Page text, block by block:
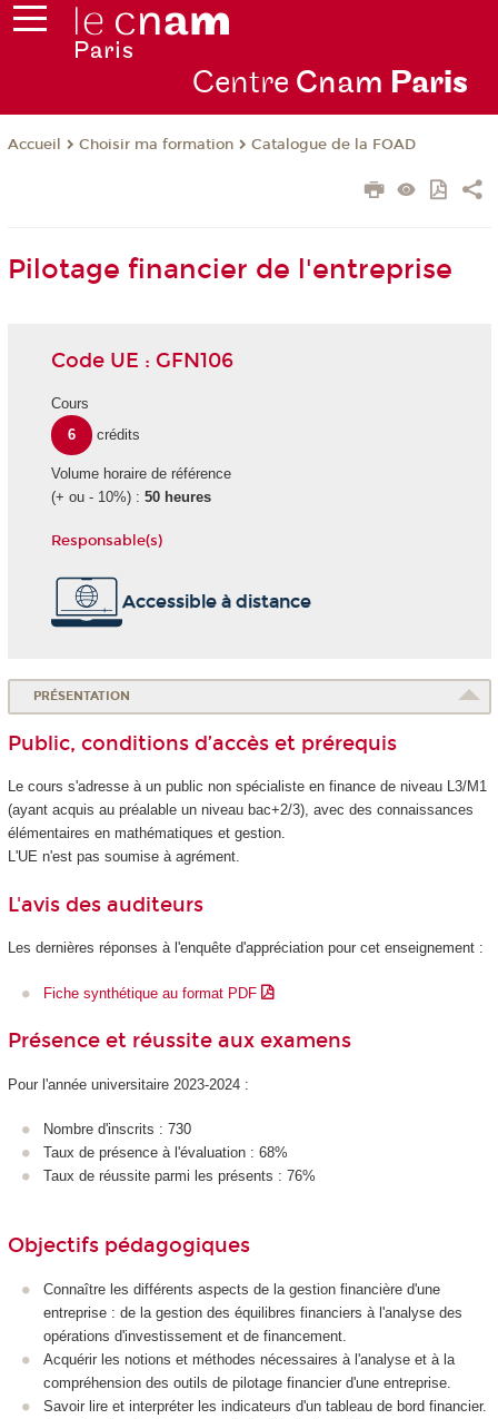
Centre Cnam Paris
Accueil Choisir ma formation Catalogue de la FOAD
Pilotage financier de l'entreprise
Code UE : GFN106
Cours
6
crédits
Volume horaire de référence
(+ ou - 10%) : 50 heures
Responsable(s)
Accessible à distance
PRÉSENTATION
Public, conditions d’accès et prérequis
Le cours s'adresse à un public non spécialiste en finance de niveau L3/M1
(ayant acquis au préalable un niveau bac+2/3), avec des connaissances
élémentaires en mathématiques et gestion.
L'UE n'est pas soumise à agrément.
L'avis des auditeurs
Les dernières réponses à l'enquête d'appréciation pour cet enseignement :
Fiche synthétique au format PDF
Présence et réussite aux examens
Pour l'année universitaire 2023-2024 :
Nombre d'inscrits : 730
Taux de présence à l'évaluation : 68%
Taux de réussite parmi les présents : 76%
Objectifs pédagogiques
Connaître les différents aspects de la gestion financière d'une
entreprise : de la gestion des équilibres financiers à l'analyse des
opérations d'investissement et de financement.
Acquérir les notions et méthodes nécessaires à l'analyse et à la
compréhension des outils de pilotage financier d'une entreprise.
Savoir lire et interpréter les indicateurs d'un tableau de bord financier.